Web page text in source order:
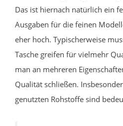
Das ist hiernach natürlich ein
Ausgaben für die feinen
eher hoch. Typischerweise
Tasche greifen für vielmehr
man an mehreren
Qualität schließen.
genutzten Rohstoffe sind